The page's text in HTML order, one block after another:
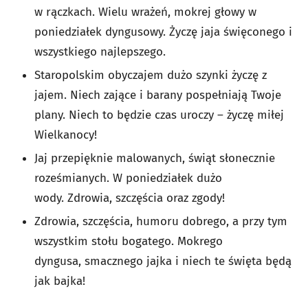
w rączkach. Wielu wrażeń, mokrej głowy w
poniedziałek dyngusowy. Życzę jaja święconego i
wszystkiego najlepszego.
Staropolskim obyczajem dużo szynki życzę z
jajem. Niech zające i barany pospełniają Twoje
plany. Niech to będzie czas uroczy – życzę miłej
Wielkanocy!
Jaj przepięknie malowanych, świąt słonecznie
roześmianych. W poniedziałek dużo
wody. Zdrowia, szczęścia oraz zgody!
Zdrowia, szczęścia, humoru dobrego, a przy tym
wszystkim stołu bogatego. Mokrego
dyngusa, smacznego jajka i niech te święta będą
jak bajka!